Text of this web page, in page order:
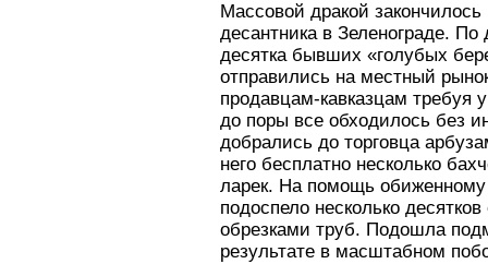
Массовой дракой
десантника в Зеленограде.
десятка бывших «голубых
отправились на местный
продавцам-кавказцам требуя
до поры все обходилось без
добрались до торговца
него бесплатно несколько
ларек. На помощь
подоспело несколько
обрезками труб. Подошла
результате в масштабном